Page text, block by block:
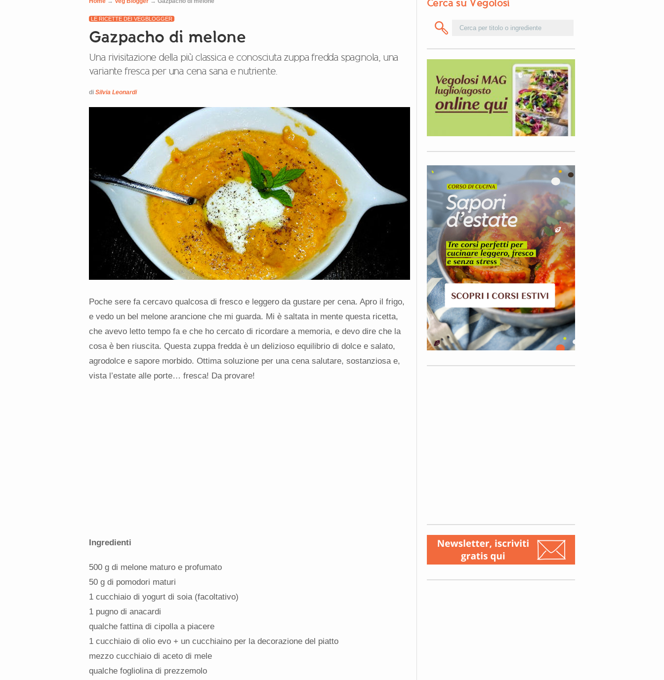
LE RICETTE DEI VEGBLOGGER
Gazpacho di melone
Una rivisitazione della più classica e conosciuta zuppa fredda spagnola, una
variante fresca per una cena sana e nutriente.
di Silvia Leonardi
Poche sere fa cercavo qualcosa di fresco e leggero da gustare per cena. Apro il frigo,
e vedo un bel melone arancione che mi guarda. Mi è saltata in mente questa ricetta,
che avevo letto tempo fa e che ho cercato di ricordare a memoria, e devo dire che la
cosa è ben riuscita. Questa zuppa fredda è un delizioso equilibrio di dolce e salato,
agrodolce e sapore morbido. Ottima soluzione per una cena salutare, sostanziosa e,
vista l’estate alle porte… fresca! Da provare!
Ingredienti
500 g di melone maturo e profumato
50 g di pomodori maturi
1 cucchiaio di yogurt di soia (facoltativo)
1 pugno di anacardi
qualche fattina di cipolla a piacere
1 cucchiaio di olio evo + un cucchiaino per la decorazione del piatto
mezzo cucchiaio di aceto di mele
qualche fogliolina di prezzemolo
Cerca su Vegolosi